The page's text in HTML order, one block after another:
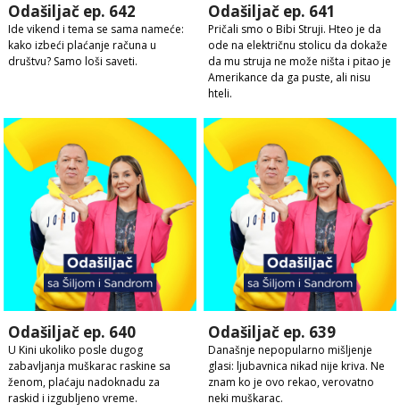
Odašiljač ep. 642
Ide vikend i tema se sama nameće:
kako izbeći plaćanje računa u
društvu? Samo loši saveti.
Odašiljač ep. 641
Pričali smo o Bibi Struji. Hteo je da
ode na električnu stolicu da dokaže
da mu struja ne može ništa i pitao je
Amerikance da ga puste, ali nisu
hteli.
Odašiljač ep. 640
U Kini ukoliko posle dugog
zabavljanja muškarac raskine sa
ženom, plaćaju nadoknadu za
raskid i izgubljeno vreme.
Odašiljač ep. 639
Današnje nepopularno mišljenje
glasi: ljubavnica nikad nije kriva. Ne
znam ko je ovo rekao, verovatno
neki muškarac.